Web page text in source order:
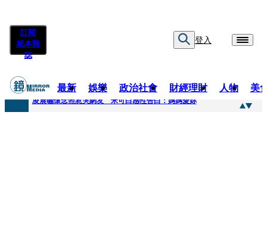
訂閱
紙本雜
誌
登入
最新 娛樂 政治社會 財經理財 人物 美
快訊
凌晨曬懷念照惹哭網友 米可白感性告白：媽媽愛妳